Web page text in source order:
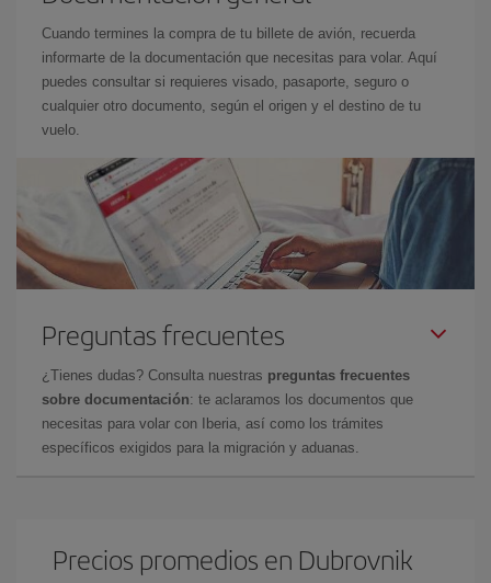
Cuando termines la compra de tu billete de avión, recuerda
informarte de la documentación que necesitas para volar. Aquí
puedes consultar si requieres visado, pasaporte, seguro o
cualquier otro documento, según el origen y el destino de tu
vuelo.
Preguntas frecuentes
¿Tienes dudas? Consulta nuestras preguntas frecuentes
sobre documentación: te aclaramos los documentos que
necesitas para volar con Iberia, así como los trámites
específicos exigidos para la migración y aduanas.
Precios promedios en Dubrovnik